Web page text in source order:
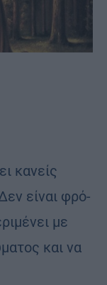
κα­νείς
εί­ναι φρό­
με
και να